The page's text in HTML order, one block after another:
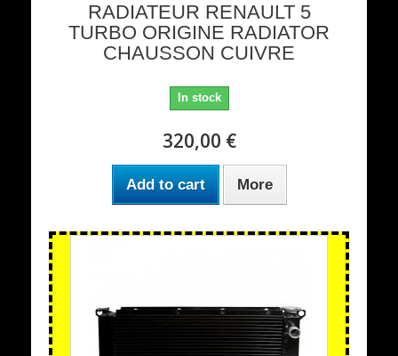
RADIATEUR RENAULT 5
TURBO ORIGINE RADIATOR
CHAUSSON CUIVRE
In stock
320,00 €
Add to cart More